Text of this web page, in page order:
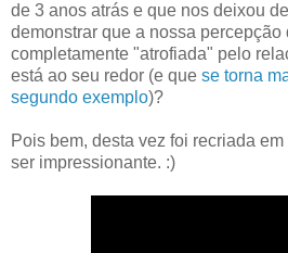
de 3 anos atrás e que nos deixou
demonstrar que a nossa percepção
completamente "atrofiada" pelo
está ao seu redor (e que se torna
segundo exemplo)?
Pois bem, desta vez foi recriada
ser impressionante. :)